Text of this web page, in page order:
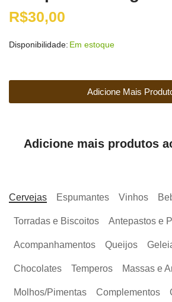
R$30,00
Disponibilidade: Em estoque
Adicione Mais
Adicione mais produtos
Cervejas Espumantes Vinhos
Torradas e Biscoitos Antepastos e
Acompanhamentos Queijos
Chocolates Temperos Massas e
Molhos/Pimentas Complementos